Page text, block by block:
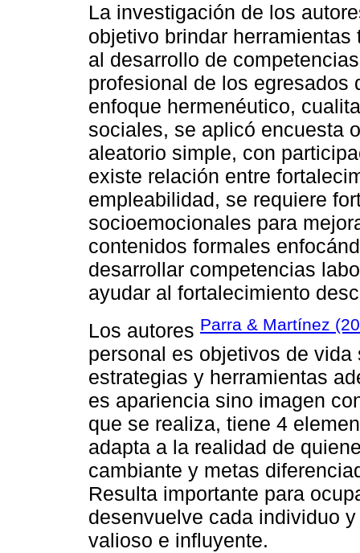
La investigación de los
objetivo brindar
al desarrollo de
profesional de los egresados
enfoque hermenéutico,
sociales, se aplicó encuesta
aleatorio simple, con
existe relación entre
empleabilidad, se requiere
socioemocionales para
contenidos formales
desarrollar competencias
ayudar al fortalecimiento
Los autores Parra & Martínez
personal es objetivos de
estrategias y herramientas
es apariencia sino imagen
que se realiza, tiene 4
adapta a la realidad de
cambiante y metas
Resulta importante para
desenvuelve cada individuo
valioso e influyente.